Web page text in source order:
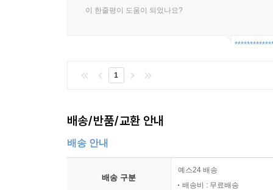
이 한줄평이 도움이 되었나요?
1
배송/반품/교환 안내
배송 안내
배송 구분
예스24 배송
배송비 : 무료배송